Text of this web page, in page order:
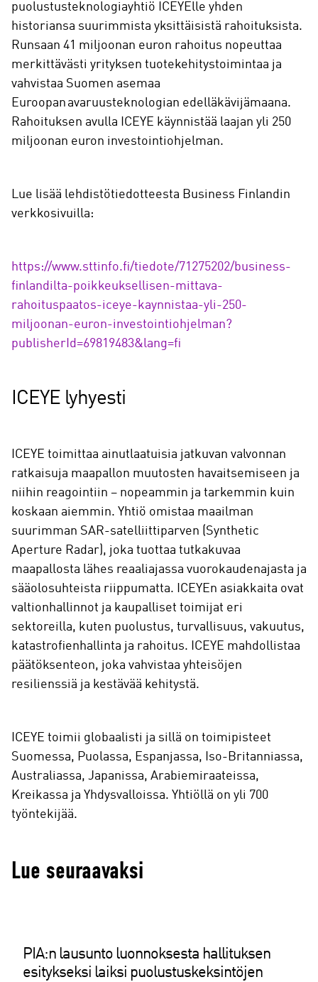
puolustusteknologiayhtiö ICEYElle yhden
historiansa suurimmista yksittäisistä rahoituksista.
Runsaan 41 miljoonan euron rahoitus nopeuttaa
merkittävästi yrityksen tuotekehitystoimintaa ja
vahvistaa Suomen asemaa
Euroopan avaruusteknologian edelläkävijämaana.
Rahoituksen avulla ICEYE käynnistää laajan yli 250
miljoonan euron investointiohjelman.
Lue lisää lehdistötiedotteesta Business Finlandin
verkkosivuilla:
https://www.sttinfo.fi/tiedote/71275202/business-
finlandilta-poikkeuksellisen-mittava-
rahoituspaatos-iceye-kaynnistaa-yli-250-
miljoonan-euron-investointiohjelman?
publisherId=69819483&lang=fi
ICEYE lyhyesti
ICEYE toimittaa ainutlaatuisia jatkuvan valvonnan
ratkaisuja maapallon muutosten havaitsemiseen ja
niihin reagointiin – nopeammin ja tarkemmin kuin
koskaan aiemmin. Yhtiö omistaa maailman
suurimman SAR-satelliittiparven (Synthetic
Aperture Radar), joka tuottaa tutkakuvaa
maapallosta lähes reaaliajassa vuorokaudenajasta ja
sääolosuhteista riippumatta. ICEYEn asiakkaita ovat
valtionhallinnot ja kaupalliset toimijat eri
sektoreilla, kuten puolustus, turvallisuus, vakuutus,
katastrofienhallinta ja rahoitus. ICEYE mahdollistaa
päätöksenteon, joka vahvistaa yhteisöjen
resilienssiä ja kestävää kehitystä.
ICEYE toimii globaalisti ja sillä on toimipisteet
Suomessa, Puolassa, Espanjassa, Iso-Britanniassa,
Australiassa, Japanissa, Arabiemiraateissa,
Kreikassa ja Yhdysvalloissa. Yhtiöllä on yli 700
työntekijää.
Lue seuraavaksi
PIA:n lausunto luonnoksesta hallituksen
esitykseksi laiksi puolustuskeksintöjen